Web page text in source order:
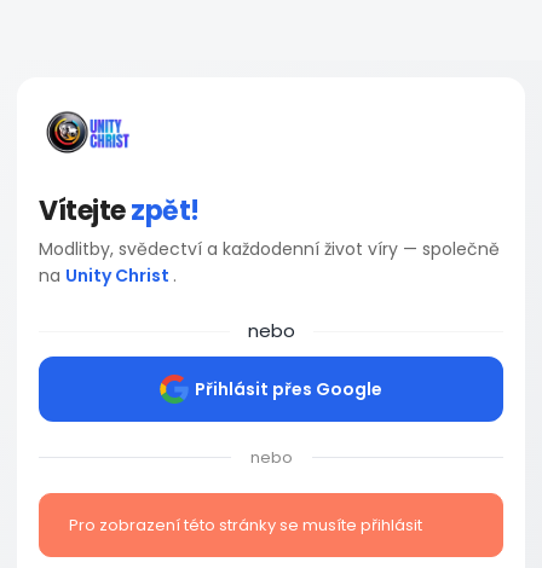
Vítejtezpět!
Modlitby, svědectví a každodenní život víry — společně
na Unity Christ .
nebo
Přihlásit přes Google
nebo
Pro zobrazení této stránky se musíte přihlásit